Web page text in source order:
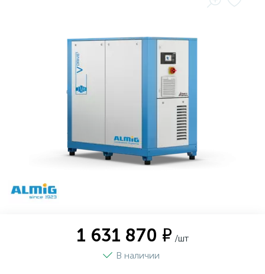
1 631 870 ₽ /шт
В наличии